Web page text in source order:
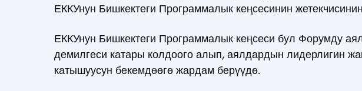
ЕККУнун Бишкектеги Программалык кеңсесинин
ЕККУнун Бишкектеги Программалык кеңсеси бул Форумду
демилгеси катары колдоого алып, аялдардын лидерлигин
катышуусун бекемдөөгө жардам берүүдө.